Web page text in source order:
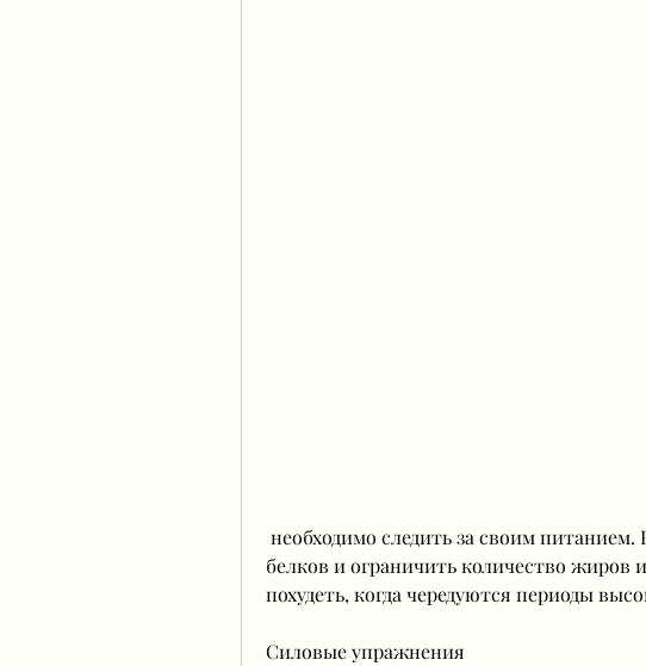
белков и ограничить количество жиров
похудеть, когда чередуются периоды
Силовые упражнения